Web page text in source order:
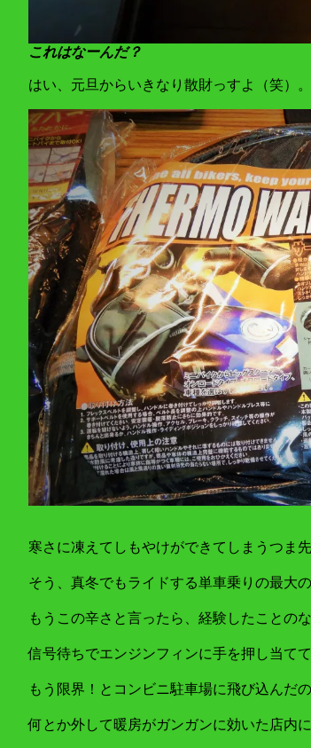
これはなーんだ？
はい、元旦からいきなり散財っすよ（笑）。
寒さに凍えてしもやけができてしまうつま
そう、真冬でもライドする単車乗りの最大
もうこの辛さと言ったら、経験したことの
信号待ちでエンジンフィンに手を押し当て
もう限界！とコンビニ駐車場に飛び込んだ
何とか外して暖房がガンガンに効いた店内